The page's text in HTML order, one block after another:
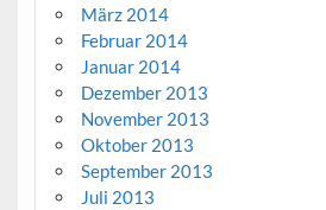
März 2014
Februar 2014
Januar 2014
Dezember 2013
November 2013
Oktober 2013
September 2013
Juli 2013